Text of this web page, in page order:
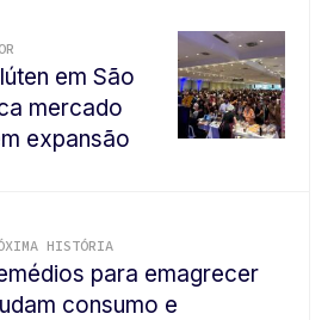
em São
mercado
expansão
HISTÓRIA
para emagrecer
consumo e